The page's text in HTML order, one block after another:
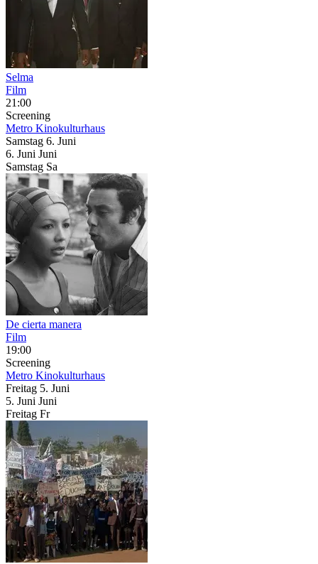
Selma
Film
21:00
Screening
Metro Kinokulturhaus
Samstag 6. Juni
6. Juni Juni
Samstag Sa
De cierta manera
Film
19:00
Screening
Metro Kinokulturhaus
Freitag 5. Juni
5. Juni Juni
Freitag Fr